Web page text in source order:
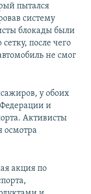
пытался
систему
блокады были
после чего
не смог
у обоих
и
Активисты
осмотра
акция по